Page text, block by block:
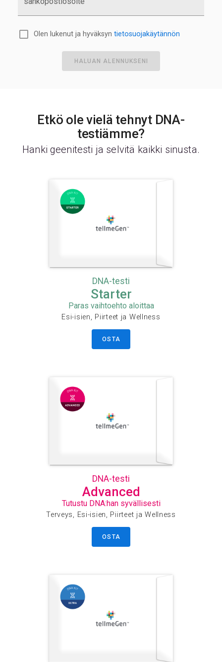
Olen lukenut ja hyväksyn tietosuojakäytännön
HALUAN ALENNUKSENI
Etkö ole vielä tehnyt DNA-
testiämme?
Hanki geenitesti ja selvitä kaikki sinusta.
DNA-testi
Starter
Paras vaihtoehto aloittaa
Esi-isien, Piirteet ja Wellness
OSTA
DNA-testi
Advanced
Tutustu DNA:han syvällisesti
Terveys, Esi-isien, Piirteet ja Wellness
OSTA